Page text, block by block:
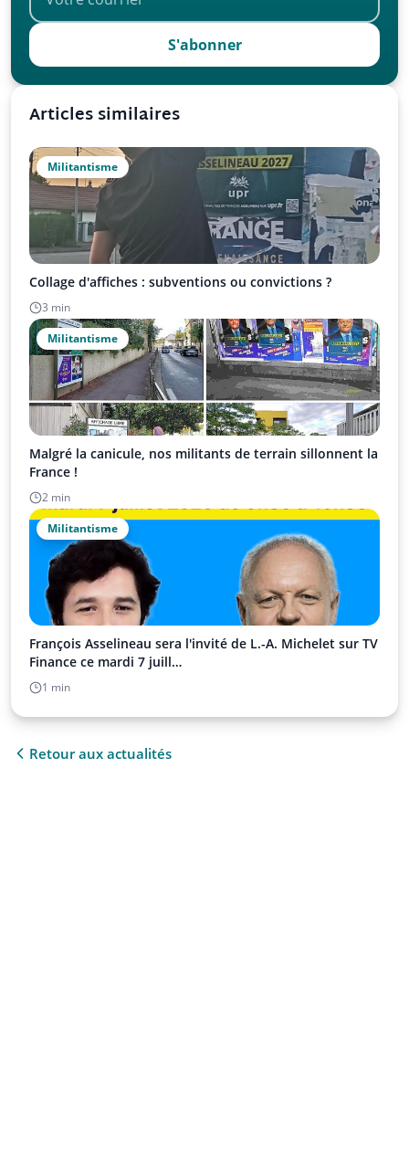
S'abonner
Articles similaires
Militantisme
Collage d'affiches : subventions ou convictions ?
3 min
Militantisme
Malgré la canicule, nos militants de terrain sillonnent la
France !
2 min
Militantisme
François Asselineau sera l'invité de L.-A. Michelet sur TV
Finance ce mardi 7 juill…
1 min
Retour aux actualités